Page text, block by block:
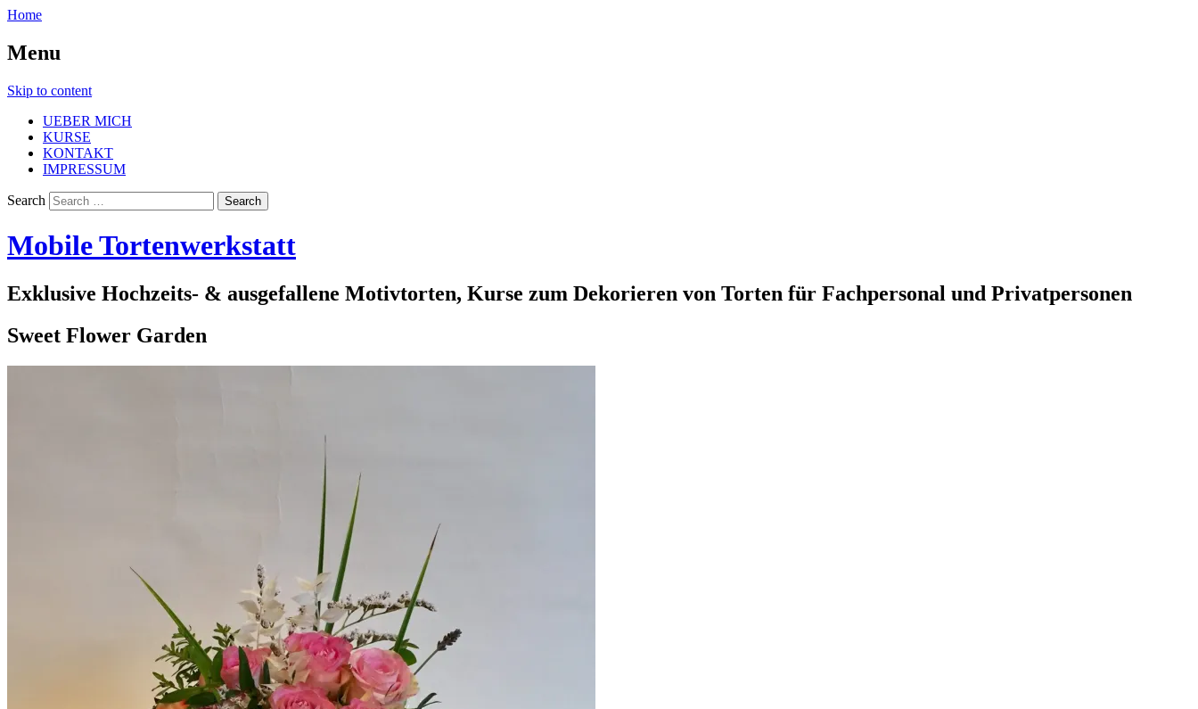
Home
Menu
Skip to content
UEBER MICH
KURSE
KONTAKT
IMPRESSUM
Search
Mobile Tortenwerkstatt
Exklusive Hochzeits- & ausgefallene Motivtorten, Kurse zum Dekorieren von Torten für Fachpersonal und Privatpersonen
Sweet Flower Garden